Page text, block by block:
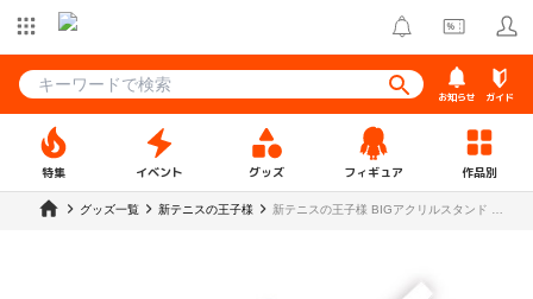
お知らせ ガイド
特集 イベント グッズ フィギュア 作品別
グッズ一覧 新テニスの王子様
新テニスの王子様 BIGアクリルスタンド 不